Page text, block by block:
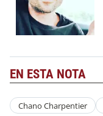
EN ESTA NOTA
Chano Charpentier